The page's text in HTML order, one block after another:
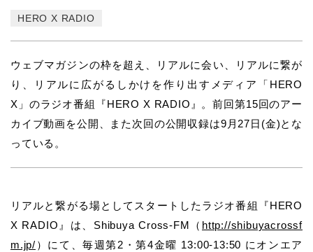
HERO X RADIO
ウェブマガジンの枠を超え、リアルに会い、リアルに繋が
り、リアルに広がるしかけを作り出すメディア「HERO
X」のラジオ番組『HERO X RADIO』。前回第15回のアー
カイブ動画を公開、また次回の公開収録は9月27日(金)とな
っている。
リアルと繋がる場としてスタートしたラジオ番組『HERO
X RADIO』は、Shibuya Cross-FM（ http://shibuyacrossf
m.jp/ ）にて、毎週第2・第4金曜 13:00-13:50 にオンエア